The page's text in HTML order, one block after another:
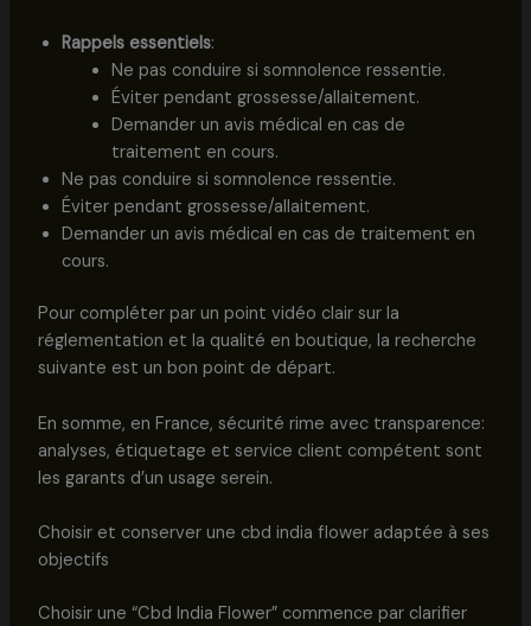
Rappels essentiels:
Ne pas conduire si somnolence ressentie.
Éviter pendant grossesse/allaitement.
Demander un avis médical en cas de
traitement en cours.
Ne pas conduire si somnolence ressentie.
Éviter pendant grossesse/allaitement.
Demander un avis médical en cas de traitement en
cours.
Pour compléter par un point vidéo clair sur la
réglementation et la qualité en boutique, la recherche
suivante est un bon point de départ.
En somme, en France, sécurité rime avec transparence:
analyses, étiquetage et service client compétent sont
les garants d’un usage serein.
Choisir et conserver une cbd india flower adaptée à ses
objectifs
Choisir une “Cbd India Flower” commence par clarifier